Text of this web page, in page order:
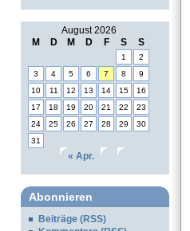
August 2026
M
D M D F S S
1
2
3
4 5 6 7 8
9
10
11 12 13 14 15
16
17
18 19 20 21 22
23
24
25 26 27 28 29
30
31
« Apr.
Abonnieren
Beiträge (RSS)